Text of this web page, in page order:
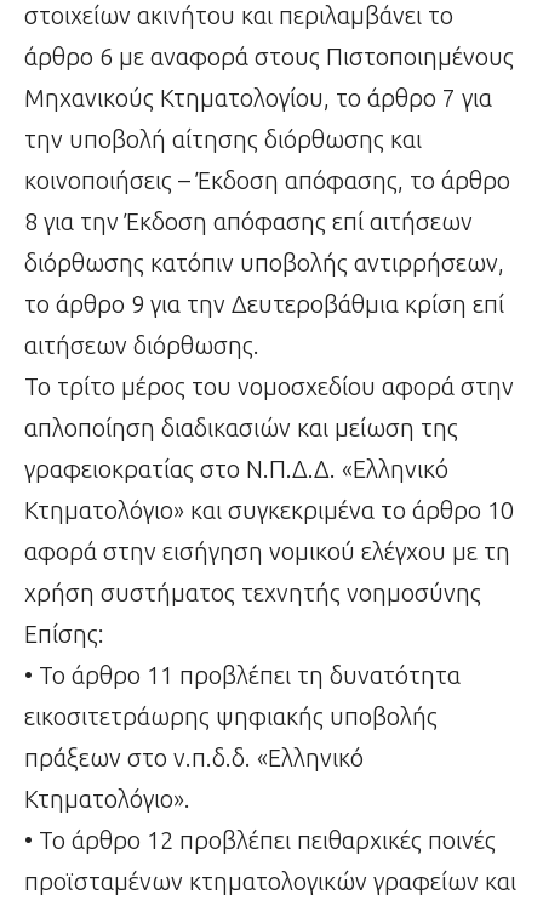
στοιχείων ακινήτου και περιλαμβάνει το
άρθρο 6 με αναφορά στους Πιστοποιημένους
Μηχανικούς Κτηματολογίου, το άρθρο 7 για
την υποβολή αίτησης διόρθωσης και
κοινοποιήσεις – Έκδοση απόφασης, το άρθρο
8 για την Έκδοση απόφασης επί αιτήσεων
διόρθωσης κατόπιν υποβολής αντιρρήσεων,
το άρθρο 9 για την Δευτεροβάθμια κρίση επί
αιτήσεων διόρθωσης.
Το τρίτο μέρος του νομοσχεδίου αφορά στην
απλοποίηση διαδικασιών και μείωση της
γραφειοκρατίας στο Ν.Π.Δ.Δ. «Ελληνικό
Κτηματολόγιο» και συγκεκριμένα το άρθρο 10
αφορά στην εισήγηση νομικού ελέγχου με τη
χρήση συστήματος τεχνητής νοημοσύνης
Επίσης:
• Το άρθρο 11 προβλέπει τη δυνατότητα
εικοσιτετράωρης ψηφιακής υποβολής
πράξεων στο ν.π.δ.δ. «Ελληνικό
Κτηματολόγιο».
• To άρθρο 12 προβλέπει πειθαρχικές ποινές
προϊσταμένων κτηματολογικών γραφείων και